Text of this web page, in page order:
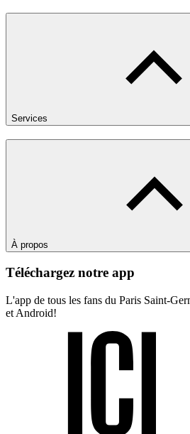
Services
À propos
Téléchargez notre app
L'app de tous les fans du Paris Saint-
et Android!